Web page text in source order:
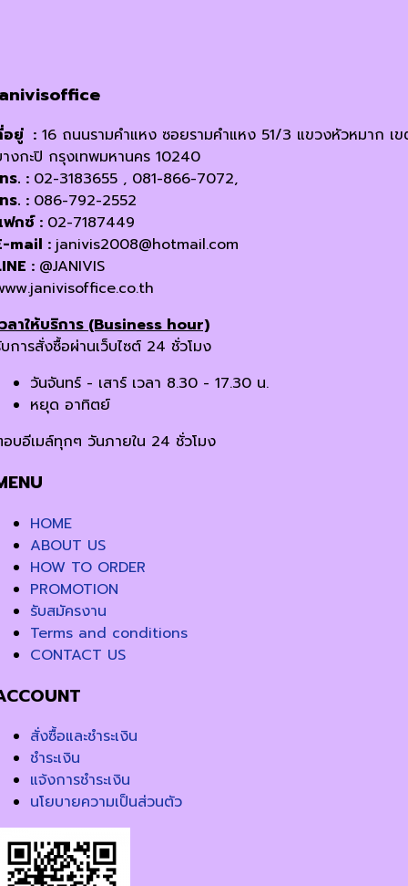
อยู่ : 16 ถนนรามคำแหง ซอยรามคำแหง 51/3 แขวงหัวหมาก เ
งกะปิ กรุงเทพมหานคร 10240
ร. : 02-3183655 , 081-866-7072,
ร. : 086-792-2552
กซ์ : 02-7187449
mail : janivis2008@hotmail.com
: @JANIVIS
ลาให้บริการ (Business hour)
การสั่งซื้อผ่านเว็บไซต์ 24 ชั่วโมง
วันจันทร์ - เสาร์ เวลา 8.30 - 17.30 น.
หยุด อาทิตย์
บอีเมล์ทุกๆ วันภายใน 24 ชั่วโมง
HOME
ABOUT US
HOW TO ORDER
PROMOTION
รับสมัครงาน
Terms and conditions
CONTACT US
สั่งซื้อและชำระเงิน
ชำระเงิน
แจ้งการชำระเงิน
นโยบายความเป็นส่วนตัว